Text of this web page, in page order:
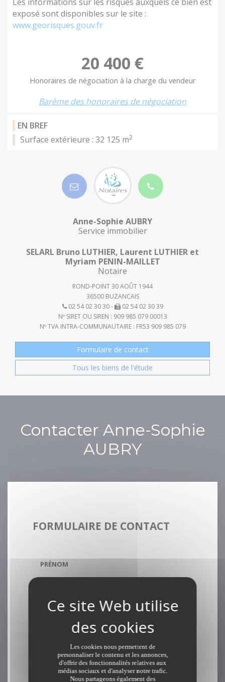
exposé sont disponibles sur le site :
www.georisques.gouv.fr
20 400 €
Honoraires de négociation à la charge du vendeur
Barème des honoraires de négociation
EN BREF
Surface extérieure : 32 125 m2
Anne-Sophie AUBRY
Service immobilier
SELARL Bruno LUTHIER, Laurent LUTHIER et
Myriam PENIN-MAILLET
Notaire
ROND-POINT 30 AOÛT 1944
36500 BUZANCAIS
02 54 02 30 30 -
02 54 02 30 39
Nº SIRET OU SIREN : 909 985 079 00013
Nº TVA INTRA-COMMUNAUTAIRE : FR53 909 985 079
Formulaire de contact
Tous les biens de l'étude
Contacter Anne-Sophie
AUBRY
FORMULAIRE DE CONTACT
PRÉNOM
TÉLÉPHONE **
Les cookies nous permettent de
personnaliser le contenu et les annonces,
d'offrir des fonctionnalités relatives aux
médias sociaux et d'analyser notre trafic.
Nous partageons également des